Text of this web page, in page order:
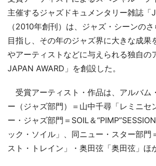
主催するジャズドキュメンタリー雑誌「
（2010年創刊）は、ジャズ・シーンの
目指し、その年のジャズ界に大きな成果
やアーティストなどに与えられる独自の
JAPAN AWARD」を創設した。
受賞アーティスト・作品は、アルバム
ー（ジャズ部門）＝山中千尋「レミニセ
ー・ジャズ部門＝SOIL＆
ック・ソイル」、同ニュー・スター部門
スト・トレイン」・奥田弦「奥田弦」ほ